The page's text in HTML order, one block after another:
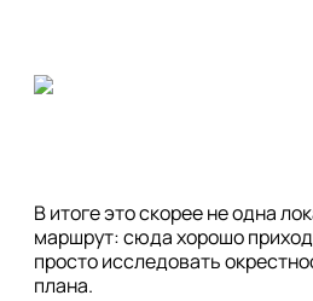
В итоге это скорее не одна
маршрут: сюда хорошо
просто исследовать
плана.